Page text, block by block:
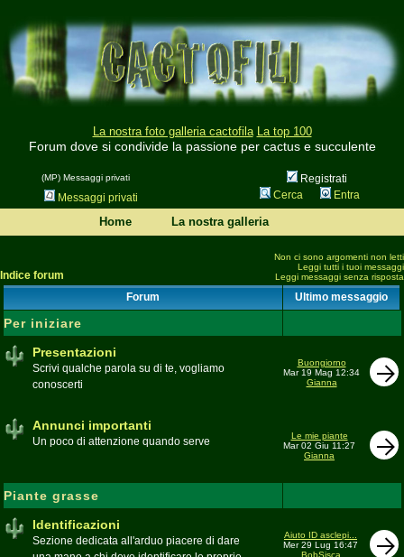
La nostra foto galleria cactofila La top 100
Forum dove si condivide la passione per cactus e succulente
(MP) Messaggi privati
Registrati
Messaggi privati
Cerca Entra
Home La nostra galleria
Indice forum
Non ci sono argomenti non letti
Leggi tutti i tuoi messaggi
Leggi messaggi senza risposta
Forum Ultimo messaggio
Per iniziare
Presentazioni
Scrivi qualche parola su di te, vogliamo
conoscerti
Buongiorno
Mar 19 Mag 12:34
Gianna
Annunci importanti
Un poco di attenzione quando serve
Le mie piante
Mar 02 Giu 11:27
Gianna
Piante grasse
Identificazioni
Sezione dedicata all'arduo piacere di dare
Aiuto ID asclepi...
Mer 29 Lug 16:47
BobSisca